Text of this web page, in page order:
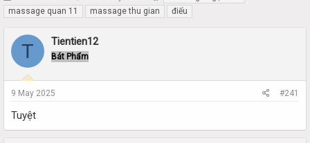
h
r
a
d
t
a
t
e
t
a
t
d
t
massage quan 11
massage thu gian điếu
T Tientien12
Bát Phẩm
9 May 2025 #241
Tuyệt